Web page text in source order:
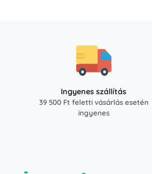
Ingyenes szállítás
39 500 Ft feletti vásárlás esetén
ingyenes